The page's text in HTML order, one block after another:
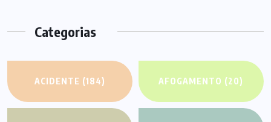
Categorias
ACIDENTE (184) AFOGAMENTO (20)